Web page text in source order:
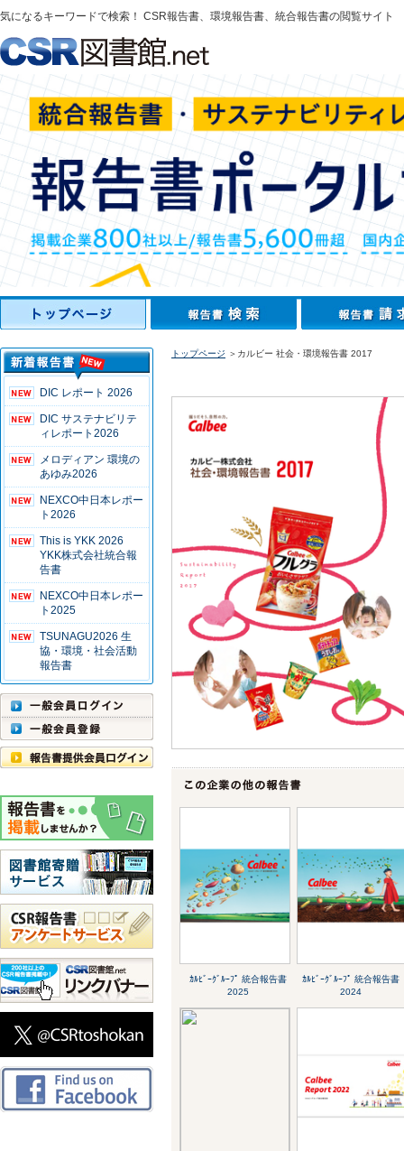
気になるキーワードで検索！ CSR報告書、環境報告書、統合報告書の閲覧サイト
DIC レポート 2026
DIC サステナビリテ
ィレポート2026
メロディアン 環境の
あゆみ2026
NEXCO中日本レポー
ト2026
This is YKK 2026
YKK株式会社統合報
告書
NEXCO中日本レポー
ト2025
TSUNAGU2026 生
協・環境・社会活動
報告書
トップページ ＞カルビー 社会・環境報告書 2017
ｶﾙﾋﾞｰｸﾞﾙｰﾌﾟ 統合報告書
2025
ｶﾙﾋﾞｰｸﾞﾙｰﾌﾟ 統合報告書
2024